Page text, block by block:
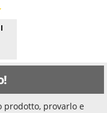
prodotto, provarlo e